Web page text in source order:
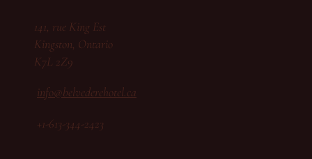
141, rue King Est
Kingston, Ontario
K7L 2Z9
info@belvederehotel.ca
+1-613-344-2423